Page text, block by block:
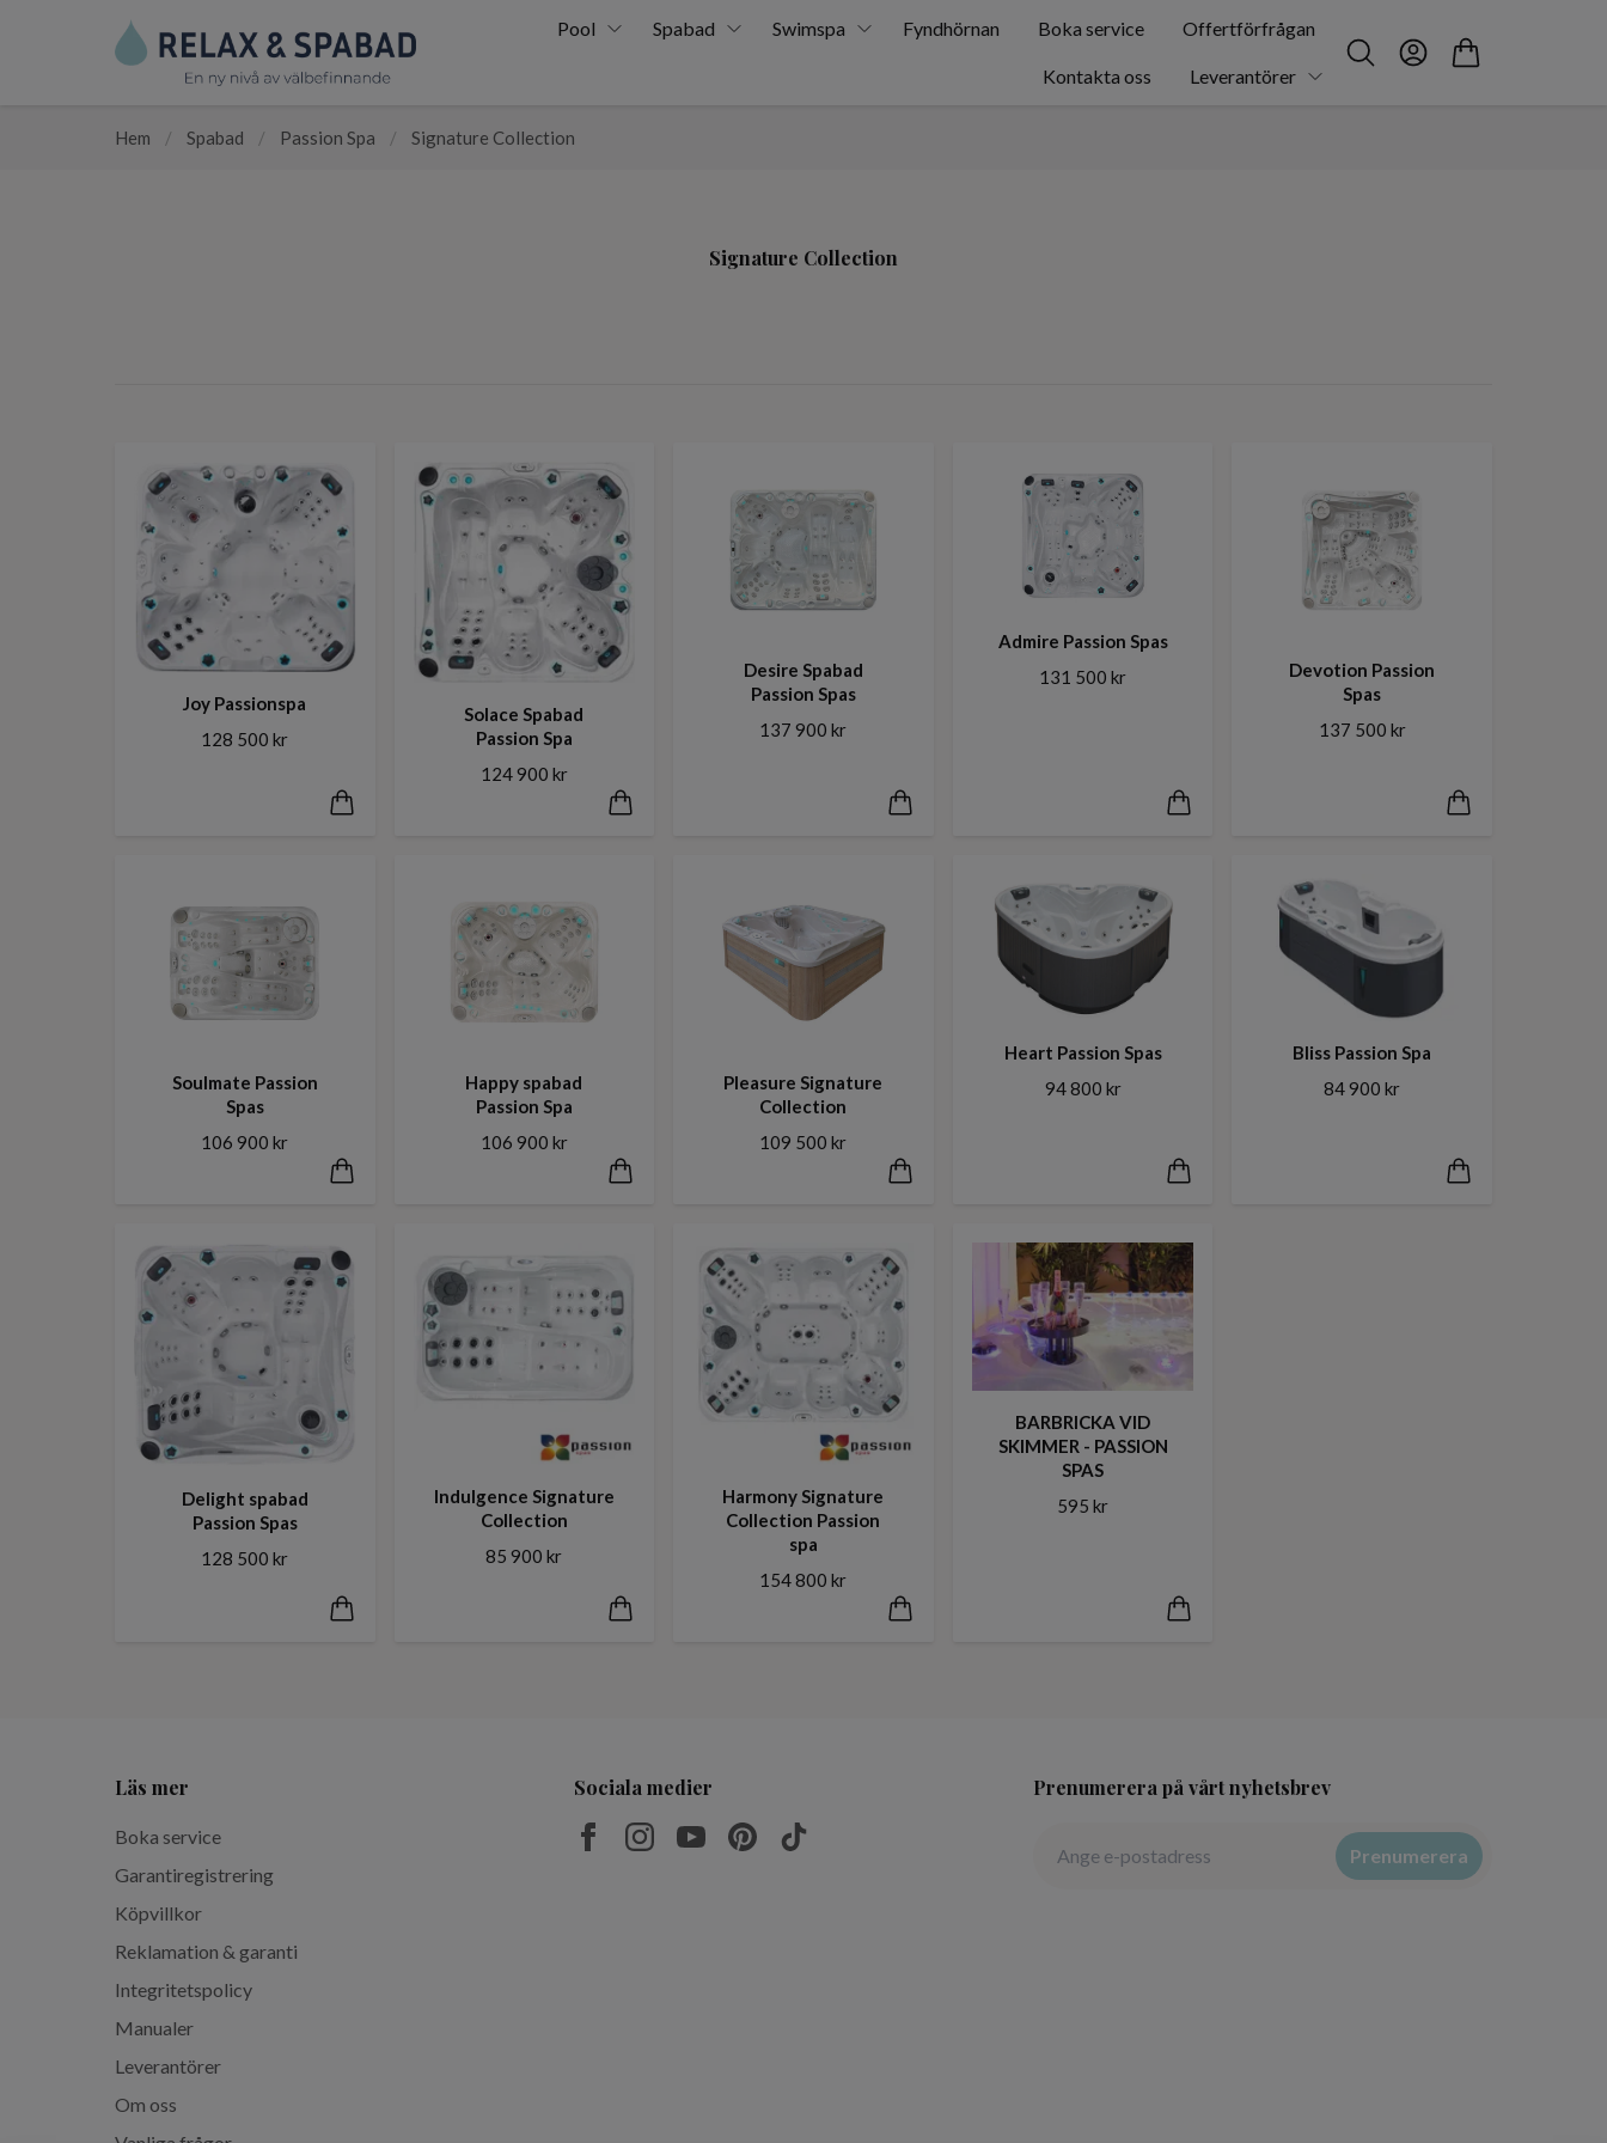
Pool Spabad Swimspa Fyndhörnan Boka service Offertförfrågan
Kontakta oss Leverantörer
Hem / Spabad / Passion Spa / Signature Collection
Signature Collection
Joy Passionspa
128 500 kr
Solace Spabad
Passion Spa
124 900 kr
Desire Spabad
Passion Spas
137 900 kr
Admire Passion Spas
131 500 kr
Devotion Passion
Spas
137 500 kr
Soulmate Passion
Spas
106 900 kr
Happy spabad
Passion Spa
106 900 kr
Pleasure Signature
Collection
109 500 kr
Heart Passion Spas
94 800 kr
Bliss Passion Spa
84 900 kr
Delight spabad
Passion Spas
128 500 kr
Indulgence Signature
Collection
85 900 kr
Harmony Signature
Collection Passion
spa
154 800 kr
BARBRICKA VID
SKIMMER - PASSION
SPAS
595 kr
Läs mer
Boka service
Garantiregistrering
Köpvillkor
Reklamation & garanti
Integritetspolicy
Manualer
Leverantörer
Om oss
Sociala medier Prenumerera på vårt nyhetsbrev
Prenumerera